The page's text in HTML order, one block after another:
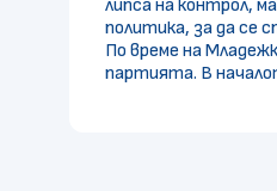
липса на контрол,
политика, за да се
По време на
партията. В